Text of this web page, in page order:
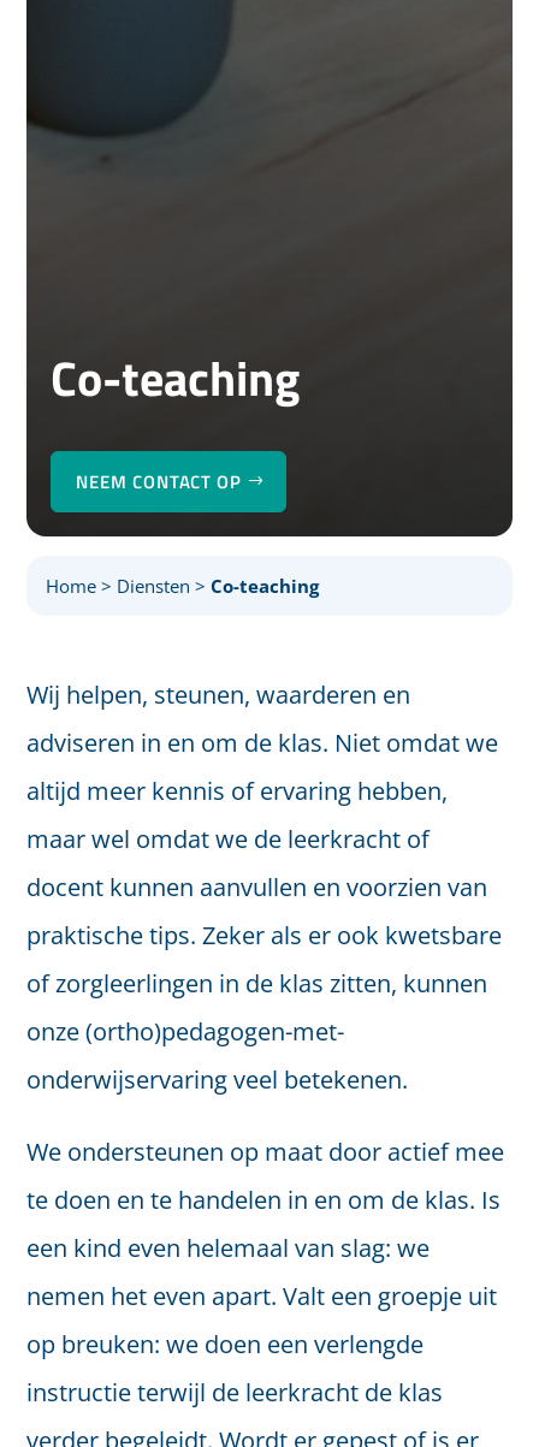
Co-teaching
NEEM CONTACT OP
Home > Diensten >Co-teaching
Wij helpen, steunen, waarderen en
adviseren in en om de klas. Niet omdat we
altijd meer kennis of ervaring hebben,
maar wel omdat we de leerkracht of
docent kunnen aanvullen en voorzien van
praktische tips. Zeker als er ook kwetsbare
of zorgleerlingen in de klas zitten, kunnen
onze (ortho)pedagogen-met-
onderwijservaring veel betekenen.
We ondersteunen op maat door actief mee
te doen en te handelen in en om de klas. Is
een kind even helemaal van slag: we
nemen het even apart. Valt een groepje uit
op breuken: we doen een verlengde
instructie terwijl de leerkracht de klas
verder begeleidt. Wordt er gepest of is er